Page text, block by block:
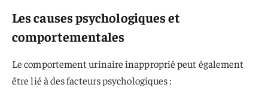
Les causes psychologiques et
comportementales
Le comportement urinaire inapproprié peut également
être lié à des facteurs psychologiques :